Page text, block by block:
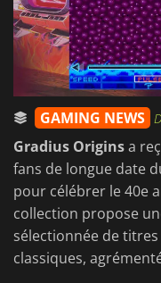
GAMING NEWS
Gradius Originsa
fans de longue date
pour célébrer le 40e
collection propose
sélectionnée de
classiques,